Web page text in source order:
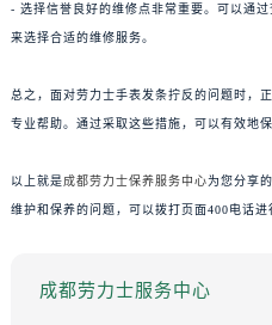
- 选择信誉良好的维修点非常重要。可以通
来选择合适的维修服务。
总之，面对劳力士手表发条拧反的问题时，
专业帮助。通过采取这些措施，可以有效地
以上就是成都劳力士保养服务中心为您分享
维护和保养的问题，可以拨打页面400电话进
成都劳力士服务中心